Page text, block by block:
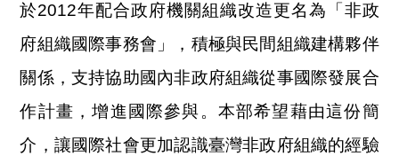
於2012年配合政府機關組織改造更名為「非政
府組織國際事務會」，積極與民間組織建構夥伴
關係，支持協助國內非政府組織從事國際發展合
作計畫，增進國際參與。本部希望藉由這份簡
介，讓國際社會更加認識臺灣非政府組織的經驗